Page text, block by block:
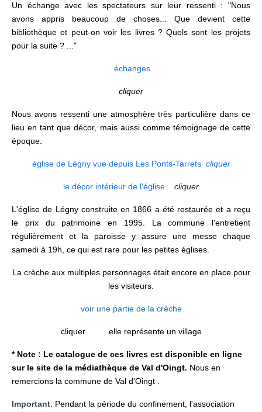
Un échange avec les spectateurs sur leur ressenti : "Nous
avons appris beaucoup de choses... Que devient cette
bibliothèque et peut-on voir les livres ? Quels sont les projets
pour la suite ? ..."
échanges
cliquer
Nous avons ressenti une atmosphère très particulière dans ce
lieu en tant que décor, mais aussi comme témoignage de cette
époque.
église de Légny vue depuis Les Ponts-Tarrets cliquer
le décor intérieur de l'église cliquer
L'église de Légny construite en 1866 a été restaurée et a reçu
le prix du patrimoine en 1995. La commune l'entretient
régulièrement et la paroisse y assure une messe chaque
samedi à 19h, ce qui est rare pour les petites églises.
La crèche aux multiples personnages était encore en place pour
les visiteurs.
voir une partie de la crèche
cliquer elle représente un village
* Note : Le catalogue de ces livres est disponible en ligne
sur le site de la médiathèque de Val d'Oingt. Nous en
remercions la commune de Val d'Oingt .
Important: Pendant la période du confinement, l'association